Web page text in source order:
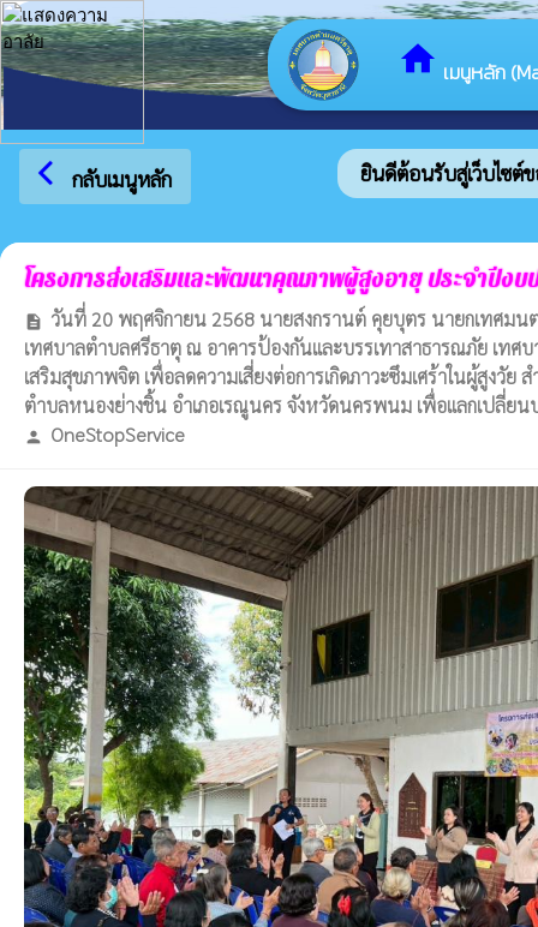
home เมนูหลัก
arrow_back_ios กลับเมนูหลัก ยินดีต้อนรับสู่เว็บไซต์ของ
โครงการส่งเสริมและพัฒนาคุณภาพผู้สูงอายุ ประจำปีง
description วันที่ 20 พฤศจิกายน 2568 นายสงกรานต์ คุยบุตร นายกเทศมน
เทศบาลตำบลศรีธาตุ ณ อาคารป้องกันและบรรเทาสาธารณภัย เทศ
เสริมสุขภาพจิต เพื่อลดความเสี่ยงต่อการเกิดภาวะซึมเศร้าในผู้สูงวั
ตำบลหนองย่างชิ้น อำเภอเรณูนคร จังหวัดนครพนม เพื่อแลกเปลี่
person OneStopService